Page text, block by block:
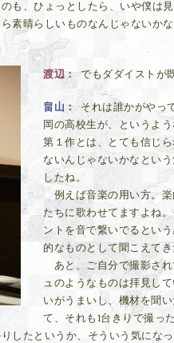
も、ひょっとしたら、いや僕は
素晴らしいものなんじゃないか
渡辺 でもダダイストが
畠山
それは誰かがやっ
岡の高校生が、というよ
第１作とは、とても信じ
ないんじゃないかなとい
したね。
例えば音楽の用い方。楽
たちに歌わせてますよね
ントを音で繋いでるとい
的なものとして聞こえて
あと、ご自分で撮影され
ュのようなものは拝見し
いがうまいし、機材を聞
て、それも1台きりで撮っ
したというか、そういう気にな